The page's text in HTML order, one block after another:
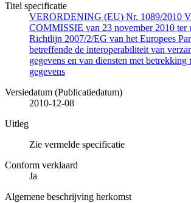
Titel specificatie
VERORDENING (EU) Nr. 1089/2010
COMMISSIE van 23 november 2010 ter
Richtlijn 2007/2/EG van het Europees
betreffende de interoperabiliteit van
gegevens en van diensten met
gegevens
Versiedatum (Publicatiedatum)
2010-12-08
Uitleg
Zie vermelde specificatie
Conform verklaard
Ja
Algemene beschrijving herkomst